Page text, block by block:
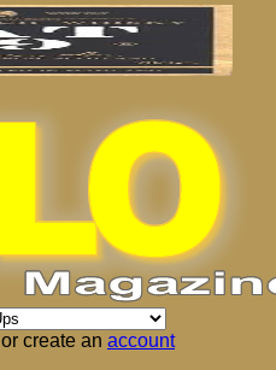
or create an account